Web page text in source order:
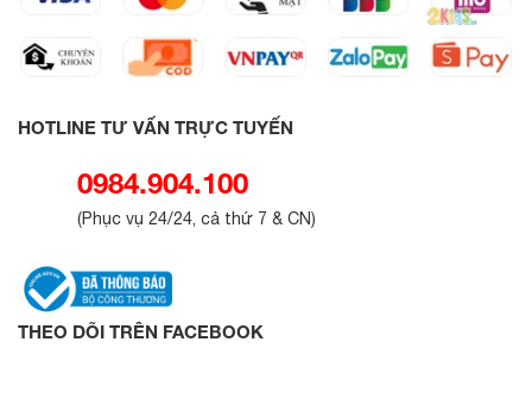
HOTLINE TƯ VẤN TRỰC TUYẾN
0984.904.100
(Phục vụ 24/24, cả thứ 7 & CN)
THEO DÕI TRÊN FACEBOOK